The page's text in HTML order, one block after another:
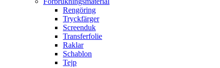
Rengöring
Tryckfärger
Screenduk
Transferfolie
Raklar
Schablon
Tejp